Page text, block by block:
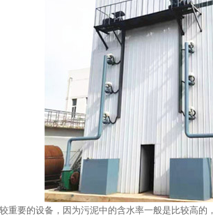
重要的设备，因为污泥中的含水率一般是比较高